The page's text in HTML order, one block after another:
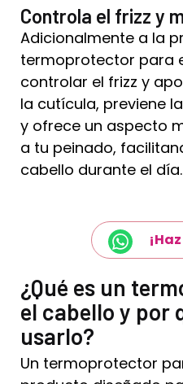
Controla el frizz y
Adicionalmente a la
termoprotector para
controlar el frizz y
la cutícula, previene
y ofrece un aspecto
a tu peinado,
cabello durante el día.
¿Qué es un
el cabello y por
usarlo?
Un termoprotector